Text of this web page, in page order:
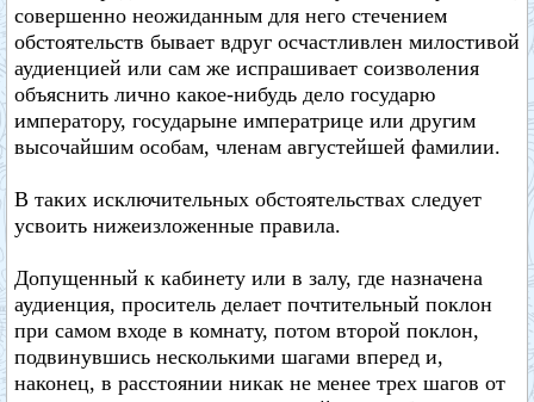
совершенно неожиданным для него стечением
обстоятельств бывает вдруг осчастливлен милостивой
аудиенцией или сам же испрашивает соизволения
объяснить лично какое-нибудь дело государю
императору, государыне императрице или другим
высочайшим особам, членам августейшей фамилии.
В таких исключительных обстоятельствах следует
усвоить нижеизложенные правила.
Допущенный к кабинету или в залу, где назначена
аудиенция, проситель делает почтительный поклон
при самом входе в комнату, потом второй поклон,
подвинувшись несколькими шагами вперед и,
наконец, в расстоянии никак не менее трех шагов от